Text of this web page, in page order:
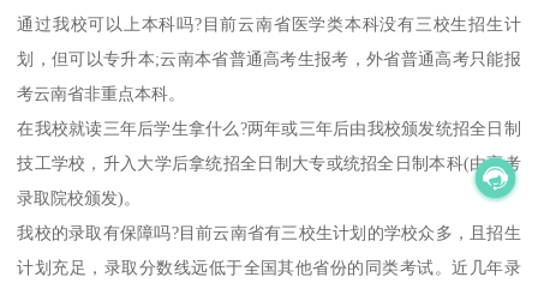
通过我校可以上本科吗?目前云南省医学类本科没有三校生招生计
划，但可以专升本;云南本省普通高考生报考，外省普通高考只能报
考云南省非重点本科。
在我校就读三年后学生拿什么?两年或三年后由我校颁发统招全日制
技工学校，升入大学后拿统招全日制大专或统招全日制本科(由高考
录取院校颁发)。
我校的录取有保障吗?目前云南省有三校生计划的学校众多，且招生
计划充足，录取分数线远低于全国其他省份的同类考试。近几年录